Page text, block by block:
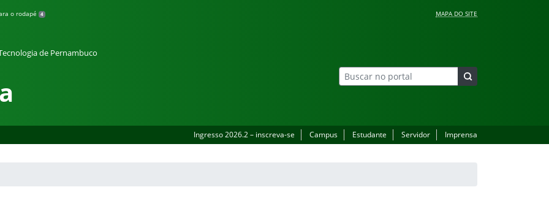
o rodapé 4 MAPA DO SITE
de Pernambuco
Ingresso 2026.2 – inscreva-se Campus Estudante Servidor Imprensa